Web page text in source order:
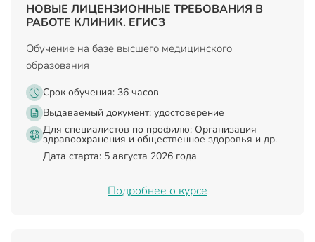
НОВЫЕ ЛИЦЕНЗИОННЫЕ ТРЕБОВАНИЯ В
РАБОТЕ КЛИНИК. ЕГИСЗ
Обучение на базе высшего медицинского
образования
Срок обучения: 36 часов
Выдаваемый документ: удостоверение
Для специалистов по профилю: Организация
здравоохранения и общественное здоровья и др.
Дата старта: 5 августа 2026 года
Подробнее о курсе